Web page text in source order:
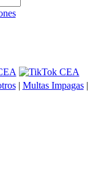
| Multas Impagas|